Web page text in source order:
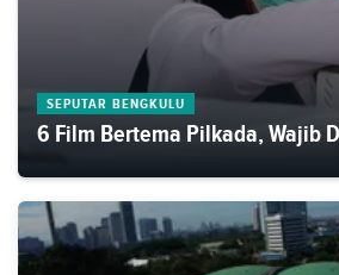
SEPUTAR BENGKULU
6 Film Bertema Pilkada, Wajib